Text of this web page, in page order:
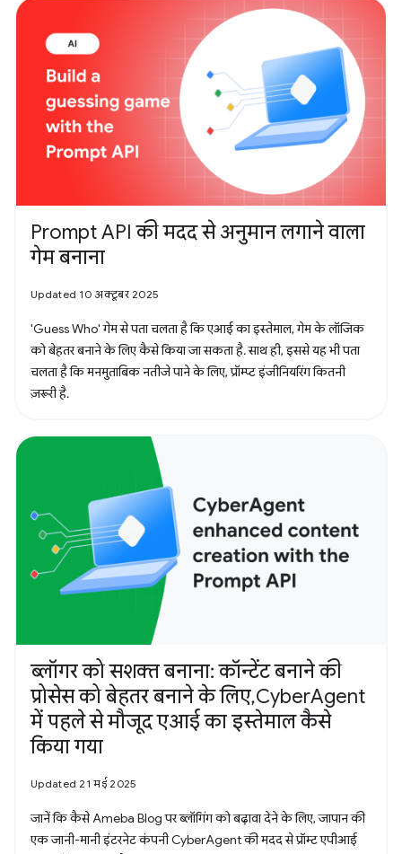
Prompt API की मदद से अनुमान लगाने वाला
गेम बनाना
Updated 10 अक्टूबर 2025
'Guess Who' गेम से पता चलता है कि एआई का इस्तेमाल, गेम के लॉजिक
को बेहतर बनाने के लिए कैसे किया जा सकता है. साथ ही, इससे यह भी पता
चलता है कि मनमुताबिक नतीजे पाने के लिए, प्रॉम्प्ट इंजीनियरिंग कितनी
ज़रूरी है.
ब्लॉगर को सशक्त बनाना: कॉन्टेंट बनाने की
प्रोसेस को बेहतर बनाने के लिए, CyberAgent
में पहले से मौजूद एआई का इस्तेमाल कैसे
किया गया
Updated 21 मई 2025
जानें कि कैसे Ameba Blog पर ब्लॉगिंग को बढ़ावा देने के लिए, जापान की
एक जानी-मानी इंटरनेट कंपनी CyberAgent की मदद से प्रॉम्ट एपीआई